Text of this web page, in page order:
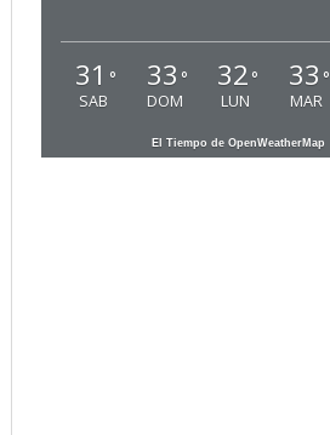
31 °
SAB
33 °
DOM
32 °
LUN
33 °
MAR
El Tiempo de OpenWeatherMap